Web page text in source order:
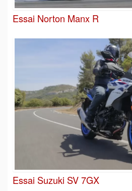
Essai Norton Manx R
Essai Suzuki SV 7GX